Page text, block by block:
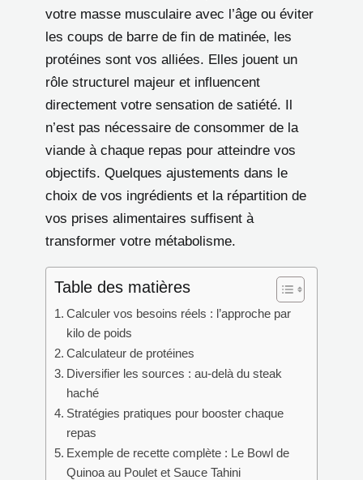
votre masse musculaire avec l’âge ou éviter
les coups de barre de fin de matinée, les
protéines sont vos alliées. Elles jouent un
rôle structurel majeur et influencent
directement votre sensation de satiété. Il
n’est pas nécessaire de consommer de la
viande à chaque repas pour atteindre vos
objectifs. Quelques ajustements dans le
choix de vos ingrédients et la répartition de
vos prises alimentaires suffisent à
transformer votre métabolisme.
Table des matières
Calculer vos besoins réels : l’approche par
kilo de poids
Calculateur de protéines
Diversifier les sources : au-delà du steak
haché
Stratégies pratiques pour booster chaque
repas
Exemple de recette complète : Le Bowl de
Quinoa au Poulet et Sauce Tahini